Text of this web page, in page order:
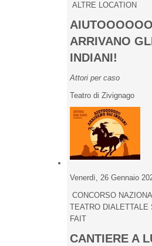
ALTRE LOCATION
ARRIVANO
INDIANI!
Attori per caso
Teatro di Zivignago
Venerdì, 26 Gennaio
CONCORSO
TEATRO DIALETTALE
FAIT
CANTIERE A